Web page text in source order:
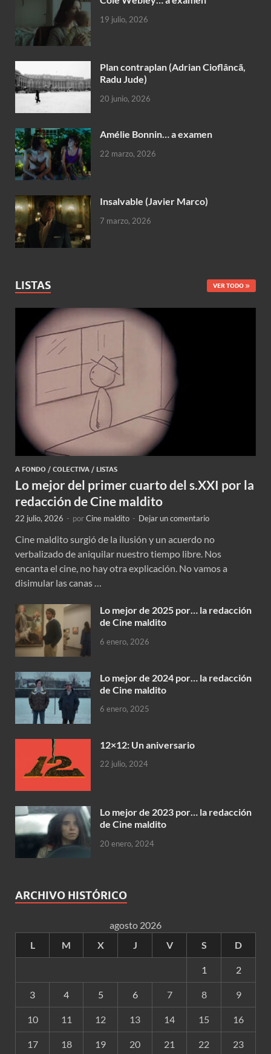
19 julio, 2026
Plan contraplan (Adrian Cioflâncã,
Radu Jude)
20 junio, 2026
Amélie Bonnin… a examen
22 marzo, 2026
Insalvable (Javier Marco)
7 marzo, 2026
LISTAS VER TODO
A FONDO / COLECTIVA / LISTAS
Lo mejor del primer cuarto del s.XXI por la
redacción de Cine maldito
22 julio, 2026 - porCine maldito - Dejar un comentario
Cine maldito surgió de la ilusión y un acuerdo no
verbalizado de aniquilar nuestro tiempo libre. Nos
encanta el cine, no hay otra explicación. No vamos a
disimular las canas …
Lo mejor de 2025 por… la redacción
de Cine maldito
6 enero, 2026
Lo mejor de 2024 por… la redacción
de Cine maldito
6 enero, 2025
12×12: Un aniversario
22 julio, 2024
Lo mejor de 2023 por… la redacción
de Cine maldito
20 enero, 2024
ARCHIVO HISTÓRICO
agosto 2026
L
M X J V S D
1 2
3 4 5 6 7 8 9
10 11 12 13 14 15 16
17 18 19 20 21 22 23